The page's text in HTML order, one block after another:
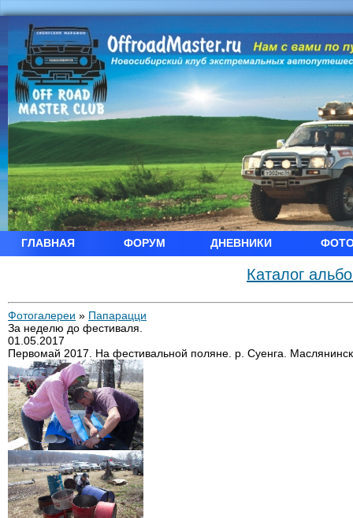
ГЛАВНАЯ ФОРУМ ДНЕВНИКИ
Каталог
Фотогалереи » Папарацци
За неделю до фестиваля.
01.05.2017
Первомай 2017. На фестивальной поляне. р. Суенга.